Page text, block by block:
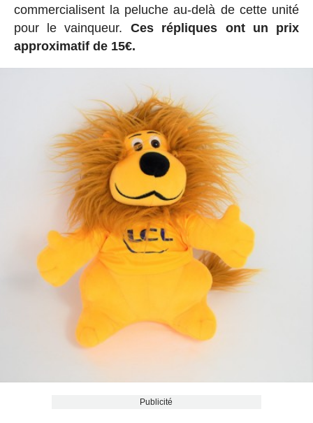
commercialisent la peluche au-delà de cette unité
pour le vainqueur. Ces répliques ont un prix
approximatif de 15€.
Publicité